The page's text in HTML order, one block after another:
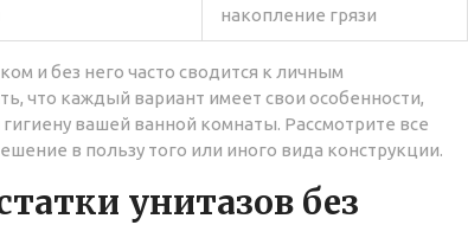
накопление грязи
и без него часто сводится к личным
что каждый вариант имеет свои особенности,
вашей ванной комнаты. Рассмотрите все
в пользу того или иного вида конструкции.
унитазов без